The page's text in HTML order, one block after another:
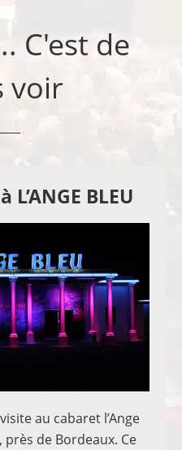
C'est de
voir
BLEU
au cabaret l’Ange
de Bordeaux. Ce